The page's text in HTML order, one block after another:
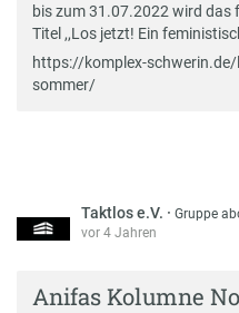
bis zum 31.07.2022 wird das
Titel ,,Los jetzt! Ein
https://komplex-
sommer/
Taktlos e.V. ·Gruppe
vor 4 Jahren
Anifas Kolumne